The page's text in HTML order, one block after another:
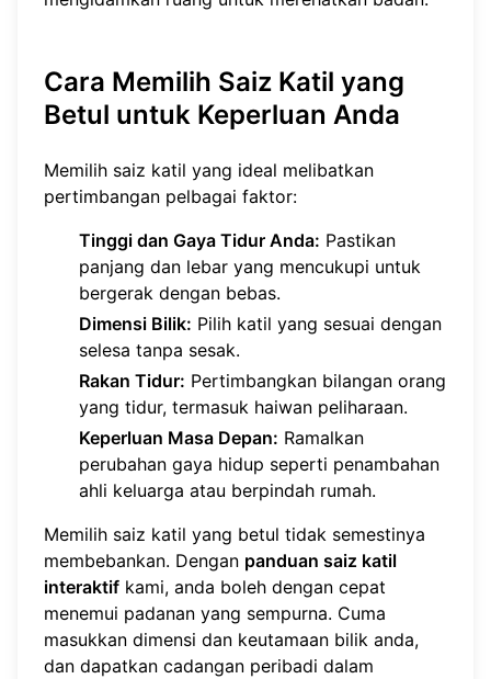
Cara Memilih Saiz Katil yang
Betul untuk Keperluan Anda
Memilih saiz katil yang ideal melibatkan
pertimbangan pelbagai faktor:
Tinggi dan Gaya Tidur Anda: Pastikan
panjang dan lebar yang mencukupi untuk
bergerak dengan bebas.
Dimensi Bilik: Pilih katil yang sesuai dengan
selesa tanpa sesak.
Rakan Tidur: Pertimbangkan bilangan orang
yang tidur, termasuk haiwan peliharaan.
Keperluan Masa Depan: Ramalkan
perubahan gaya hidup seperti penambahan
ahli keluarga atau berpindah rumah.
Memilih saiz katil yang betul tidak semestinya
membebankan. Dengan panduan saiz katil
interaktif kami, anda boleh dengan cepat
menemui padanan yang sempurna. Cuma
masukkan dimensi dan keutamaan bilik anda,
dan dapatkan cadangan peribadi dalam